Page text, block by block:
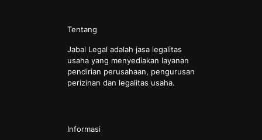
Tentang
Jabal Legal adalah jasa legalitas
usaha yang menyediakan layanan
pendirian perusahaan, pengurusan
perizinan dan legalitas usaha.
Informasi